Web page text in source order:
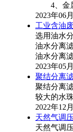
4、金属
2023年06
工业含油
选用油水
油水分离
油水分离
2023年05
聚结分离
聚结分离
较大的水珠
2022年12
天然气调
天然气调